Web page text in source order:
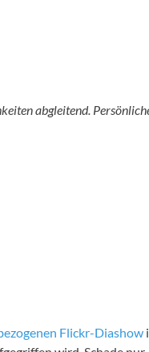
abgleitend.
Flickr-Diashow